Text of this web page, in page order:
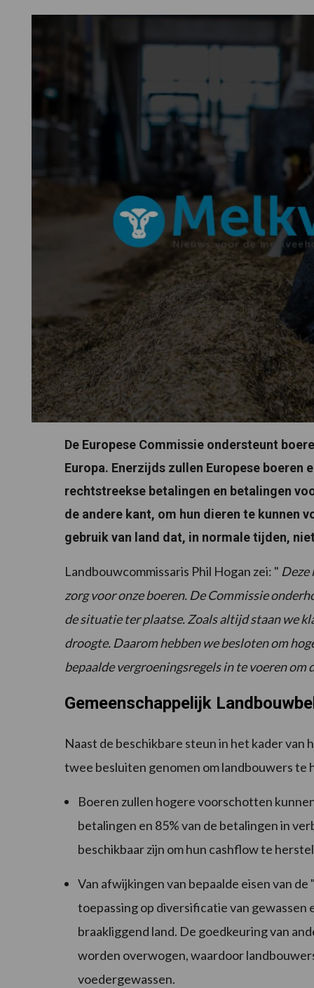
De Europese Commissie ondersteunt
Europa. Enerzijds zullen Europese
rechtstreekse betalingen en betalingen
de andere kant, om hun dieren te kunnen
gebruik van land dat, in normale tijden,
Landbouwcommissaris Phil Hogan zei: " Deze
zorg voor onze boeren. De Commissie
de situatie ter plaatse.Zoals altijd staan we
droogte. Daarom hebben we besloten om
bepaalde vergroeningsregels in te voeren
Gemeenschappelijk
Naast de beschikbare steun in het kader
twee besluiten genomen om landbouwers te
Boeren zullen hogerevoorschotten
betalingen en 85% van de betalingen in
beschikbaar zijn om hun cashflow te
Van afwijkingen van bepaalde eisen van
toepassing op diversificatie van
braakliggend land. De goedkeuring van
worden overwogen, waardoor
voedergewassen.